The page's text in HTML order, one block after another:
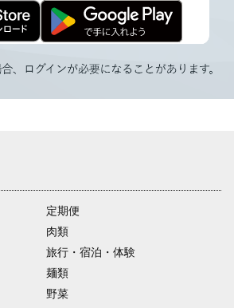
定期便
肉類
旅行・宿泊・体験
麺類
野菜